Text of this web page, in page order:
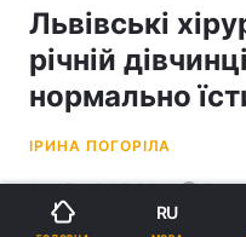
Львівські
річній
нормально
ІРИНА ПОГОРІЛА
14:35, 18.05.24 3 хв.
RU